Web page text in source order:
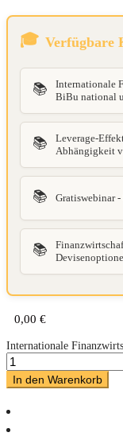
Verfügbare
📚
Internationale
BiBu national
📚
Leverage-
Abhängigkeit
📚 Gratiswebinar
📚
0,00 €
Internationale
In den Warenkorb